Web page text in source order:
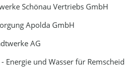
Schönau Vertriebs GmbH
Apolda GmbH
AG
- Energie und Wasser für Remscheid